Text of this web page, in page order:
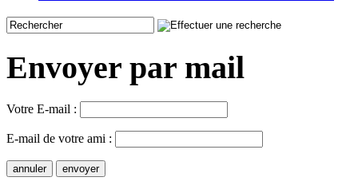
Envoyer par mail
Votre E-mail :
E-mail de votre ami :